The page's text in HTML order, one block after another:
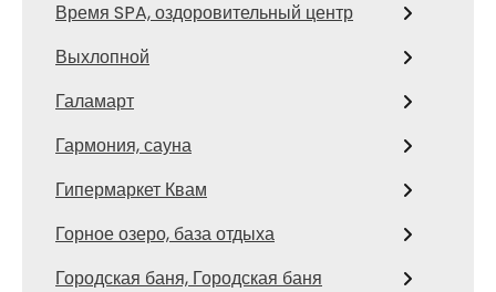
Время SPA, оздоровительный центр
Выхлопной
Галамарт
Гармония, сауна
Гипермаркет Квам
Горное озеро, база отдыха
Городская баня, Городская баня